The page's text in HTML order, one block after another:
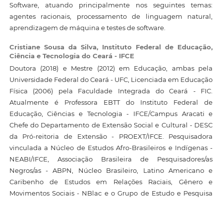
Software, atuando principalmente nos seguintes temas:
agentes racionais, processamento de linguagem natural,
aprendizagem de máquina e testes de software.
Cristiane Sousa da Silva, Instituto Federal de Educação,
Ciência e Tecnologia do Ceará - IFCE
Doutora (2018) e Mestre (2012) em Educação, ambas pela
Universidade Federal do Ceará - UFC, Licenciada em Educação
Física (2006) pela Faculdade Integrada do Ceará - FIC.
Atualmente é Professora EBTT do Instituto Federal de
Educação, Ciências e Tecnologia - IFCE/Campus Aracati e
Chefe do Departamento de Extensão Social e Cultural - DESC
da Pró-reitoria de Extensão - PROEXT/IFCE. Pesquisadora
vinculada a Núcleo de Estudos Afro-Brasileiros e Indígenas -
NEABI/IFCE, Associação Brasileira de Pesquisadores/as
Negros/as - ABPN, Núcleo Brasileiro, Latino Americano e
Caribenho de Estudos em Relações Raciais, Gênero e
Movimentos Sociais - NBlac e o Grupo de Estudo e Pesquisa